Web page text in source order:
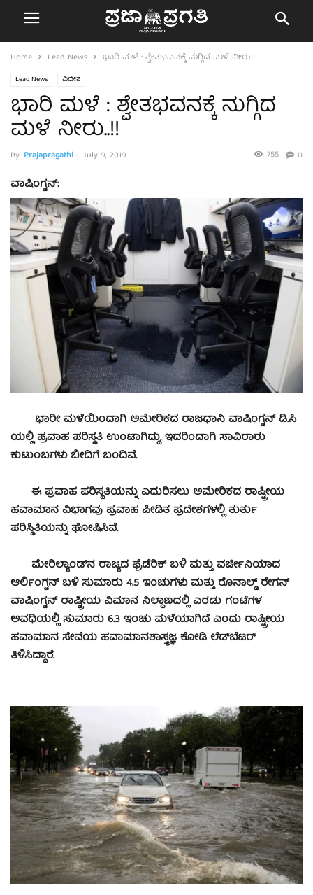
Home Lead News ಭಾರಿ ಮಳೆ : ಶ್ವೇತಭವನಕ್ಕೆ ನುಗ್ಗಿದ ಮಳೆ ನೀರು..!!
Lead News ವಿದೇಶ
ಭಾರಿ ಮಳೆ : ಶ್ವೇತಭವನಕ್ಕೆ ನುಗ್ಗಿದ
ಮಳೆ ನೀರು..!!
By Prajapragathi- July 9, 2019 0
755
ವಾಷಿಂಗ್ಟನ್:
ಭಾರೀ ಮಳೆಯಿಂದಾಗಿ ಅಮೇರಿಕದ ರಾಜಧಾನಿ ವಾಷಿಂಗ್ಟನ್ ಡಿ.ಸಿ
ಯಲ್ಲಿ ಪ್ರವಾಹ ಪರಿಸ್ಥತಿ ಉಂಟಾಗಿದ್ದು, ಇದರಿಂದಾಗಿ ಸಾವಿರಾರು
ಕುಟುಂಬಗಳು ಬೀದಿಗೆ ಬಂದಿವೆ.
ಈ ಪ್ರವಾಹ ಪರಿಸ್ಥತಿಯನ್ನು ಎದುರಿಸಲು ಅಮೇರಿಕದ ರಾಷ್ಟ್ರೀಯ
ಹವಾಮಾನ ವಿಭಾಗವು ಪ್ರವಾಹ ಪೀಡಿತ ಪ್ರದೇಶಗಳಲ್ಲಿ ತುರ್ತು
ಪರಿಸ್ಥಿತಿಯನ್ನು ಘೋಷಿಸಿವೆ.
ಮೇರಿಲ್ಯಾಂಡ್‌ನ ರಾಜ್ಯದ ಫ್ರೆಡೆರಿಕ್ ಬಳಿ ಮತ್ತು ವರ್ಜೀನಿಯಾದ
ಆರ್ಲಿಂಗ್ಟನ್ ಬಳಿ ಸುಮಾರು 4.5 ಇಂಚುಗಳು ಮತ್ತು ರೊನಾಲ್ಡ್ ರೇಗನ್
ವಾಷಿಂಗ್ಟನ್ ರಾಷ್ಟ್ರೀಯ ವಿಮಾನ ನಿಲ್ದಾಣದಲ್ಲಿ ಎರಡು ಗಂಟೆಗಳ
ಅವಧಿಯಲ್ಲಿ ಸುಮಾರು 6.3 ಇಂಚು ಮಳೆಯಾಗಿದೆ ಎಂದು ರಾಷ್ಟ್ರೀಯ
ಹವಾಮಾನ ಸೇವೆಯ ಹವಾಮಾನಶಾಸ್ತ್ರಜ್ಞ ಕೋಡಿ ಲೆಡ್‌ಬೆಟರ್
ತಿಳಿಸಿದ್ದಾರೆ.